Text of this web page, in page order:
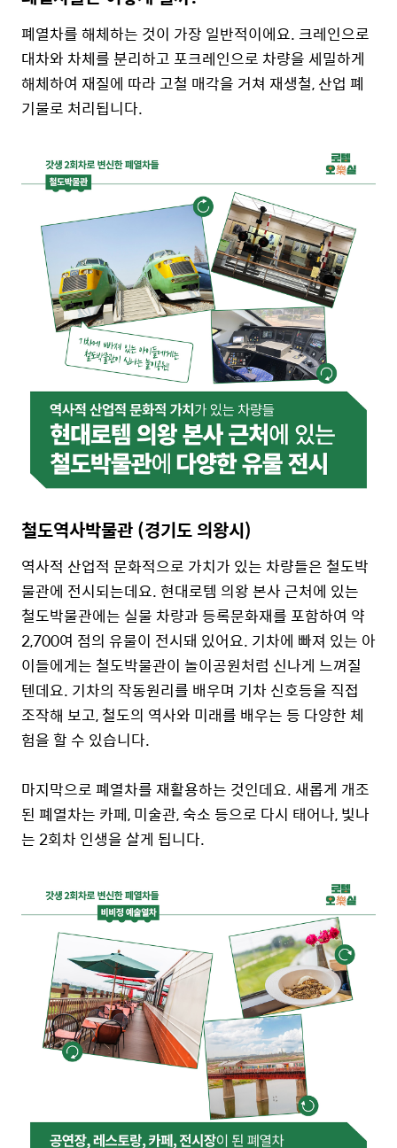
폐열차를 해체하는 것이 가장 일반적이에요. 크레인으로
대차와 차체를 분리하고 포크레인으로 차량을 세밀하게
해체하여 재질에 따라 고철 매각을 거쳐 재생철, 산업 폐
기물로 처리됩니다.
철도역사박물관 (경기도 의왕시)
역사적 산업적 문화적으로 가치가 있는 차량들은 철도박
물관에 전시되는데요. 현대로템 의왕 본사 근처에 있는
철도박물관에는 실물 차량과 등록문화재를 포함하여 약
2,700여 점의 유물이 전시돼 있어요. 기차에 빠져 있는 아
이들에게는 철도박물관이 놀이공원처럼 신나게 느껴질
텐데요. 기차의 작동원리를 배우며 기차 신호등을 직접
조작해 보고, 철도의 역사와 미래를 배우는 등 다양한 체
험을 할 수 있습니다.
마지막으로 폐열차를 재활용하는 것인데요. 새롭게 개조
된 폐열차는 카페, 미술관, 숙소 등으로 다시 태어나, 빛나
는 2회차 인생을 살게 됩니다.